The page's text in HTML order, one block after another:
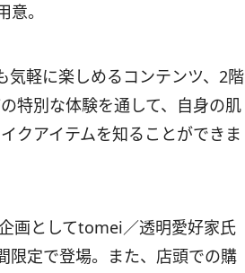
。
気軽に楽しめるコンテンツ、2階
特別な体験を通して、自身の肌
クアイテムを知ることができま
画としてtomei／透明愛好家氏
限定で登場。また、店頭での購